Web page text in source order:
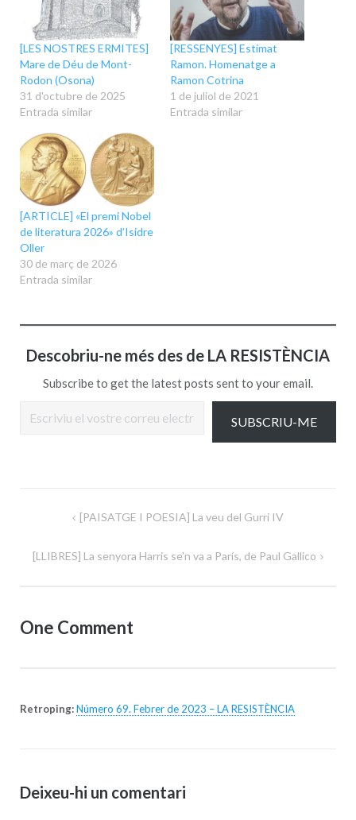
[LES NOSTRES ERMITES]
Mare de Déu de Mont-
Rodon (Osona)
31 d'octubre de 2025
Entrada similar
[RESSENYES] Estimat
Ramon. Homenatge a
Ramon Cotrina
1 de juliol de 2021
Entrada similar
[ARTICLE] «El premi Nobel
de literatura 2026» d’Isidre
Oller
30 de març de 2026
Entrada similar
Descobriu-ne més des de LA RESISTÈNCIA
Subscribe to get the latest posts sent to your email.
SUBSCRIU-ME
Navegació[PAISATGE I POESIA] La veu del Gurri IV
[LLIBRES] La senyora Harris se’n va a París, de Paul Gallico
One Comment
Retroping:Número 69. Febrer de 2023 – LA RESISTÈNCIA
Deixeu-hi un comentari